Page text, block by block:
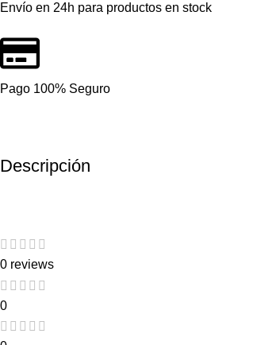
Envío en 24h para productos en stock
Pago 100% Seguro
Descripción
0 reviews
0